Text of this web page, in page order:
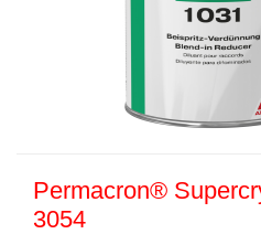
Permacron®
3054